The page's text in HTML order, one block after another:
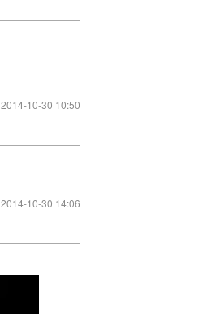
2014-10-30 10:50
2014-10-30 14:06